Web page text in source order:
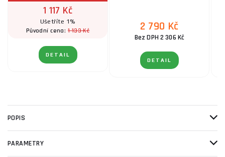
1 117 Kč
Ušetříte 1%
Původní cena:1 133 Kč
DETAIL
2 790 Kč
Bez DPH 2 306 Kč
DETAIL
POPIS
PARAMETRY